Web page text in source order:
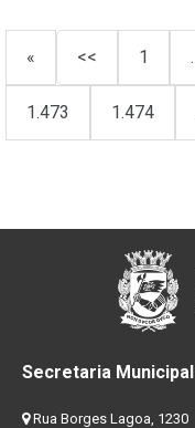
« << 1
1.473 1.474
Secretaria
Rua Borges Lagoa, 1230